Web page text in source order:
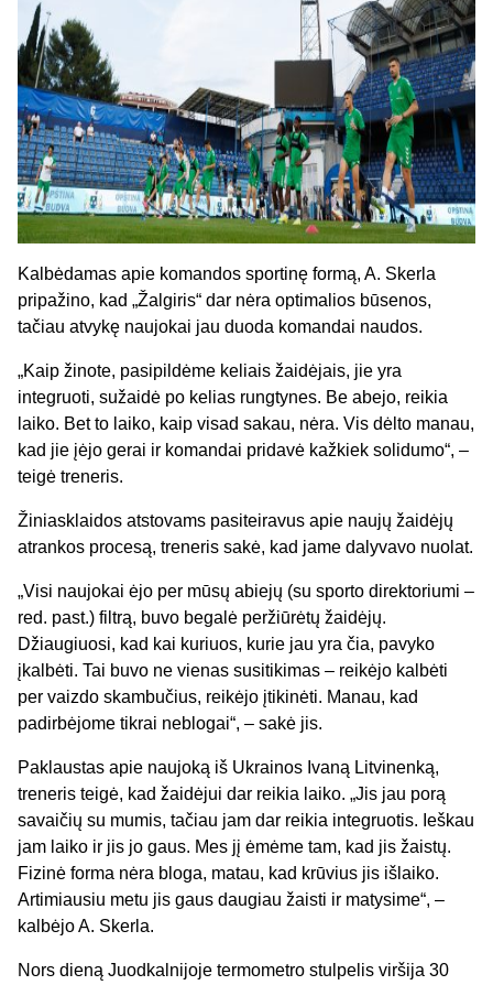
Kalbėdamas apie komandos sportinę formą, A. Skerla
pripažino, kad „Žalgiris“ dar nėra optimalios būsenos,
tačiau atvykę naujokai jau duoda komandai naudos.
„Kaip žinote, pasipildėme keliais žaidėjais, jie yra
integruoti, sužaidė po kelias rungtynes. Be abejo, reikia
laiko. Bet to laiko, kaip visad sakau, nėra. Vis dėlto manau,
kad jie įėjo gerai ir komandai pridavė kažkiek solidumo“, –
teigė treneris.
Žiniasklaidos atstovams pasiteiravus apie naujų žaidėjų
atrankos procesą, treneris sakė, kad jame dalyvavo nuolat.
„Visi naujokai ėjo per mūsų abiejų (su sporto direktoriumi –
red. past.) filtrą, buvo begalė peržiūrėtų žaidėjų.
Džiaugiuosi, kad kai kuriuos, kurie jau yra čia, pavyko
įkalbėti. Tai buvo ne vienas susitikimas – reikėjo kalbėti
per vaizdo skambučius, reikėjo įtikinėti. Manau, kad
padirbėjome tikrai neblogai“, – sakė jis.
Paklaustas apie naujoką iš Ukrainos Ivaną Litvinenką,
treneris teigė, kad žaidėjui dar reikia laiko. „Jis jau porą
savaičių su mumis, tačiau jam dar reikia integruotis. Ieškau
jam laiko ir jis jo gaus. Mes jį ėmėme tam, kad jis žaistų.
Fizinė forma nėra bloga, matau, kad krūvius jis išlaiko.
Artimiausiu metu jis gaus daugiau žaisti ir matysime“, –
kalbėjo A. Skerla.
Nors dieną Juodkalnijoje termometro stulpelis viršija 30